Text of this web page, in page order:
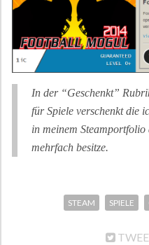
In der “Geschenkt”
für Spiele verschenkt die
in meinem
mehrfach besitze.
STEAM SPIELE